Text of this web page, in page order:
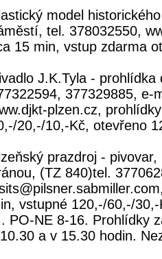
model
tel. 378032550,
15 min, vstup zdarma
J.K.Tyla -
377329885, e-
plzen.cz,
20,-/10,-Kč, otevřeno
prazdroj -
(TZ 840)tel.
vstupné 120,-/60,-/
PO-NE 8-16. Prohlídky
a v 15.30 hodin.